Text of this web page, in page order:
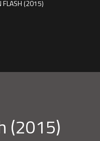
FLASH (2015)
(2015)